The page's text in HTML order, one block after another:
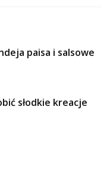
paisa i salsowe
słodkie kreacje